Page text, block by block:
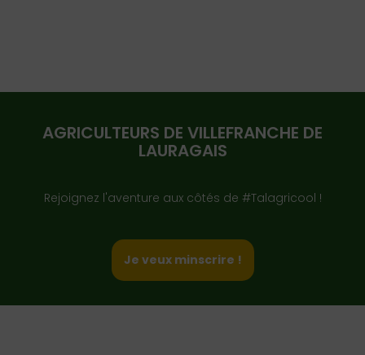
AGRICULTEURS DE VILLEFRANCHE DE
LAURAGAIS
Rejoignez l'aventure aux côtés de #Talagricool !
Je veux minscrire !